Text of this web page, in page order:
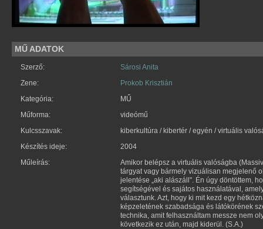
MŰ ADATOK
Szerző:
Sárosi Anita
Zene:
Prokob Krisztián
Kategória:
MŰ
Műforma:
videómű
Kulcsszavak:
kiberkultúra / kibertér / egyén / virtuális
Készítés ideje:
2004
Műleírás:
Amikor belépsz a virtuális valóságba
tárgyat vagy bármely vizuálisan megjelenő
jelentése „aki alászáll". Én úgy döntöttem,
segítségével és sajátos használatával,
választunk. Azt, hogy ki mit kezd egy
képzeletének szabadsága és látókörének
technika, amit felhasználtam messze nem
következik ez után, majd kiderül. (S.A.)